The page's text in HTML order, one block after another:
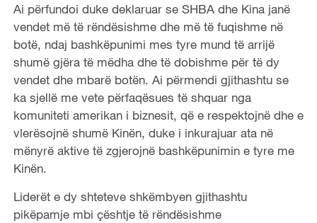
Ai përfundoi duke deklaruar se SHBA dhe Kina janë
vendet më të rëndësishme dhe më të fuqishme në
botë, ndaj bashkëpunimi mes tyre mund të arrijë
shumë gjëra të mëdha dhe të dobishme për të dy
vendet dhe mbarë botën. Ai përmendi gjithashtu se
ka sjellë me vete përfaqësues të shquar nga
komuniteti amerikan i biznesit, që e respektojnë dhe e
vlerësojnë shumë Kinën, duke i inkurajuar ata në
mënyrë aktive të zgjerojnë bashkëpunimin e tyre me
Kinën.
Liderët e dy shteteve shkëmbyen gjithashtu
pikëpamje mbi çështje të rëndësishme